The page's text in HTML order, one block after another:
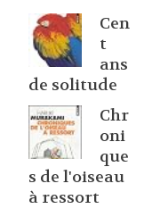
Cen
t
ans
de solitude
Chr
oni
que
s de l'oiseau
à ressort